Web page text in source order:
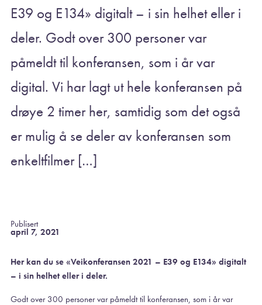
E39 og E134» digitalt – i sin helhet eller i
deler. Godt over 300 personer var
påmeldt til konferansen, som i år var
digital. Vi har lagt ut hele konferansen på
drøye 2 timer her, samtidig som det også
er mulig å se deler av konferansen som
enkeltfilmer […]
Publisert
april 7, 2021
Her kan du se «Veikonferansen 2021 – E39 og E134» digitalt
– i sin helhet eller i deler.
Godt over 300 personer var påmeldt til konferansen, som i år var